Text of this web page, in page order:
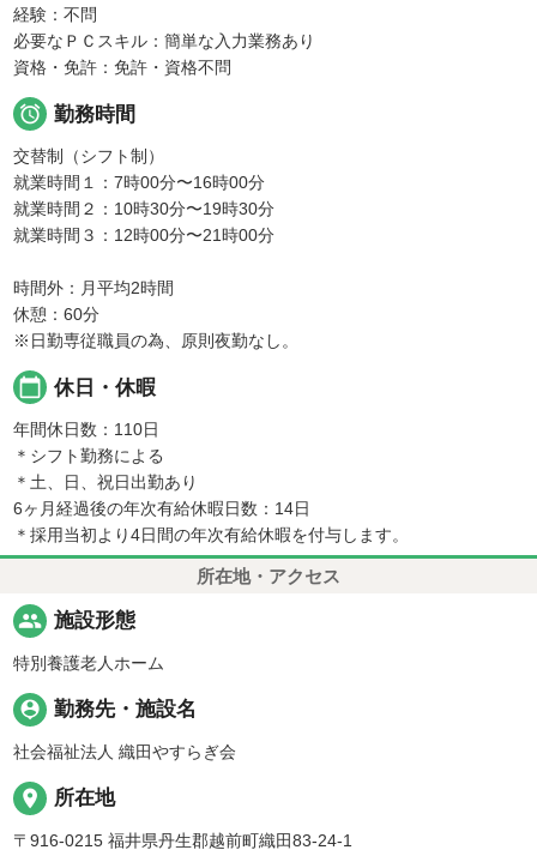
経験：不問
必要なＰＣスキル：簡単な入力業務あり
資格・免許：免許・資格不問
 勤務時間
交替制（シフト制）
就業時間１：7時00分〜16時00分
就業時間２：10時30分〜19時30分
就業時間３：12時00分〜21時00分
時間外：月平均2時間
休憩：60分
※日勤専従職員の為、原則夜勤なし。
calendar_today 休日・休暇
年間休日数：110日
＊シフト勤務による
＊土、日、祝日出勤あり
6ヶ月経過後の年次有給休暇日数：14日
＊採用当初より4日間の年次有給休暇を付与します。
所在地・アクセス
people 施設形態
特別養護老人ホーム
person_pin 勤務先・施設名
社会福祉法人 織田やすらぎ会
place 所在地
〒916-0215 福井県丹生郡越前町織田83-24-1